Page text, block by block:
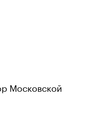
Московской